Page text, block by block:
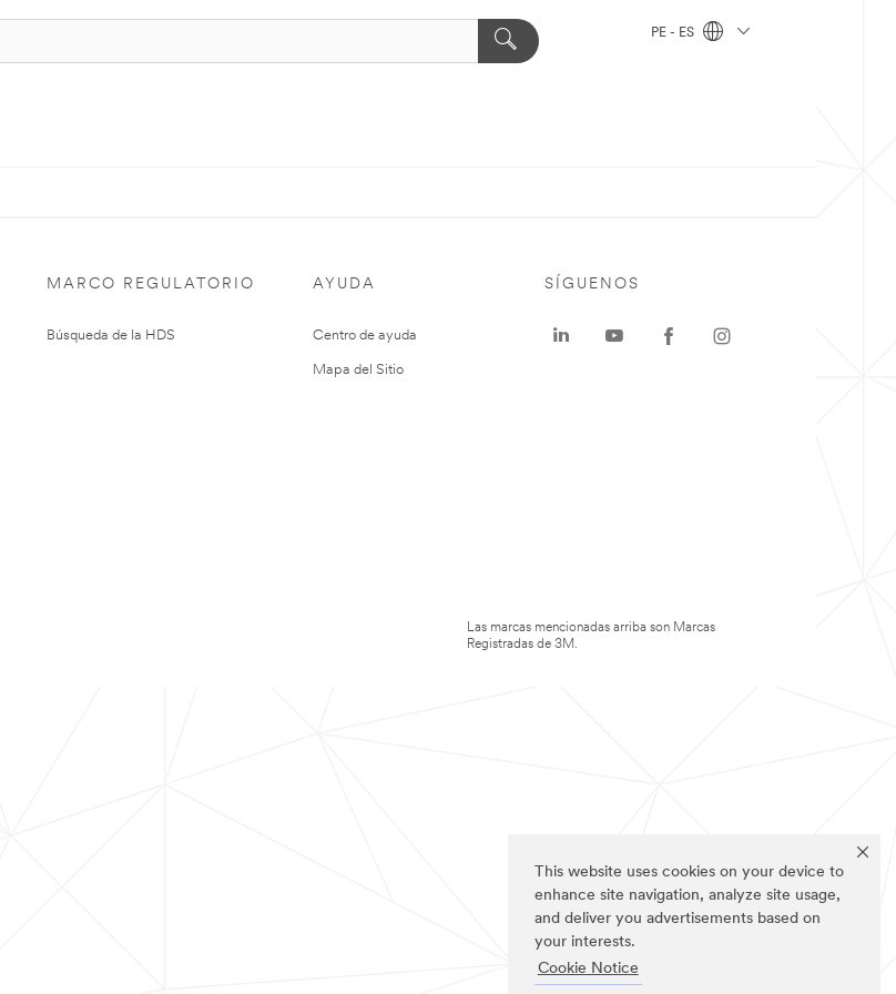
This website uses cookies on your device to
enhance site navigation, analyze site usage,
and deliver you advertisements based on
your interests.
Cookie Notice
PE - ES
MARCO REGULATORIO
Búsqueda de la HDS
AYUDA
Centro de ayuda
Mapa del Sitio
SÍGUENOS
Las marcas mencionadas arriba son Marcas
Registradas de 3M.